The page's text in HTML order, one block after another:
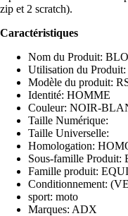
zip et 2 scratch).
Caractéristiques
Nom du Produit:
Utilisation du
Modèle du produit:
Identité: HOMME
Couleur: NOIR-
Taille Numérique:
Taille Universelle:
Homologation:
Sous-famille
Famille produit:
Conditionnement:
sport: moto
Marques: ADX